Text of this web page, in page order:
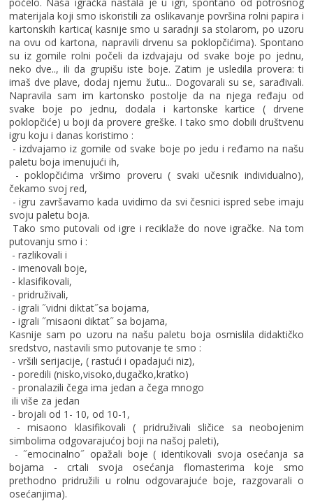
materijala koji smo iskoristili za oslikavanje površina rolni papira i
kartonskih kartica( kasnije smo u saradnji sa stolarom, po uzoru
na ovu od kartona, napravili drvenu sa poklopčićima). Spontano
su iz gomile rolni počeli da izdvajaju od svake boje po jednu,
neko dve.., ili da grupišu iste boje. Zatim je usledila provera: ti
imaš dve plave, dodaj njemu žutu... Dogovarali su se, sarađivali.
Napravila sam im kartonsko postolje da na njega ređaju od
svake boje po jednu, dodala i kartonske kartice ( drvene
poklopčiće) u boji da provere greške. I tako smo dobili društvenu
igru koju i danas koristimo :
- izdvajamo iz gomile od svake boje po jedu i ređamo na našu
paletu boja imenujući ih,
- poklopčićima vršimo proveru ( svaki učesnik individualno),
čekamo svoj red,
- igru završavamo kada uvidimo da svi česnici ispred sebe imaju
svoju paletu boja.
Tako smo putovali od igre i reciklaže do nove igračke. Na tom
putovanju smo i :
- razlikovali i
- imenovali boje,
- klasifikovali,
- pridruživali,
- igrali ˝vidni diktat˝sa bojama,
- igrali ˝misaoni diktat˝ sa bojama,
Kasnije sam po uzoru na našu paletu boja osmislila didaktičko
sredstvo, nastavili smo putovanje te smo :
- vršili serijacije, ( rastući i opadajući niz),
- poredili (nisko,visoko,dugačko,kratko)
- pronalazili čega ima jedan a čega mnogo
ili više za jedan
- brojali od 1- 10, od 10-1,
- misaono klasifikovali ( pridruživali sličice sa neobojenim
simbolima odgovarajućoj boji na našoj paleti),
- ˝emocinalno˝ opažali boje ( identikovali svoja osećanja sa
bojama - crtali svoja osećanja flomasterima koje smo
prethodno pridružili u rolnu odgovarajuće boje, razgovarali o
osećanjima).